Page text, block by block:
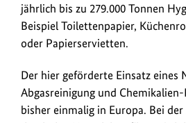
innovatives
Filtersystem
in
Zellstofffabrik
zu
installieren.
jährlich bis zu 279.000 Tonnen
Beispiel Toilettenpapier,
oder Papierservietten.
Der hier geförderte Einsatz eines
Abgasreinigung und
bisher einmalig in Europa. Bei